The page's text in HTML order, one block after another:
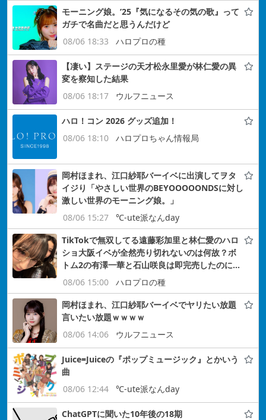
モーニング娘。’25『気になるその気の歌』って
ガチで名曲だと思うんだけど
08/06 18:33
ハロプロの種
【凄い】ステージの天才松永里愛が林仁愛の異
変を察知した結果
08/06 18:17
ウルフニュース
ハロ！コン 2026 グッズ追加！
08/06 18:10
ハロプロちゃん情報局
岡村ほまれ、江口紗耶バーイベに出演してヲタ
イジり「やさしい世界のBEYOOOOONDSに対し
激しい世界のモーニング娘。」
08/06 15:27
℃-ute派なんday
TikTokで無双してる遠藤彩加里と林仁愛のハロ
ショ大阪イベが全然売り切れないのは何故？ボ
トム2の有澤一華と石山咲良は即完売したのに…
08/06 15:00
ハロプロの種
岡村ほまれ、江口紗耶バーイベでヤリたい放題
言いたい放題ｗｗｗｗ
08/06 14:06
ウルフニュース
Juice=Juiceの『ポップミュージック』とかいう
曲
08/06 12:44
℃-ute派なんday
ChatGPTに聞いた10年後の18期